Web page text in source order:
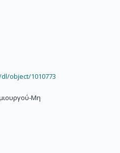
object/1010773
Μη